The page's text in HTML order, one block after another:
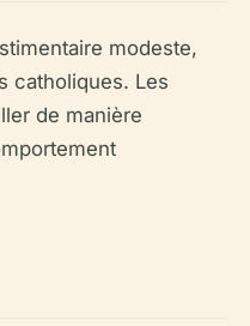
modeste,
catholiques. Les
de manière